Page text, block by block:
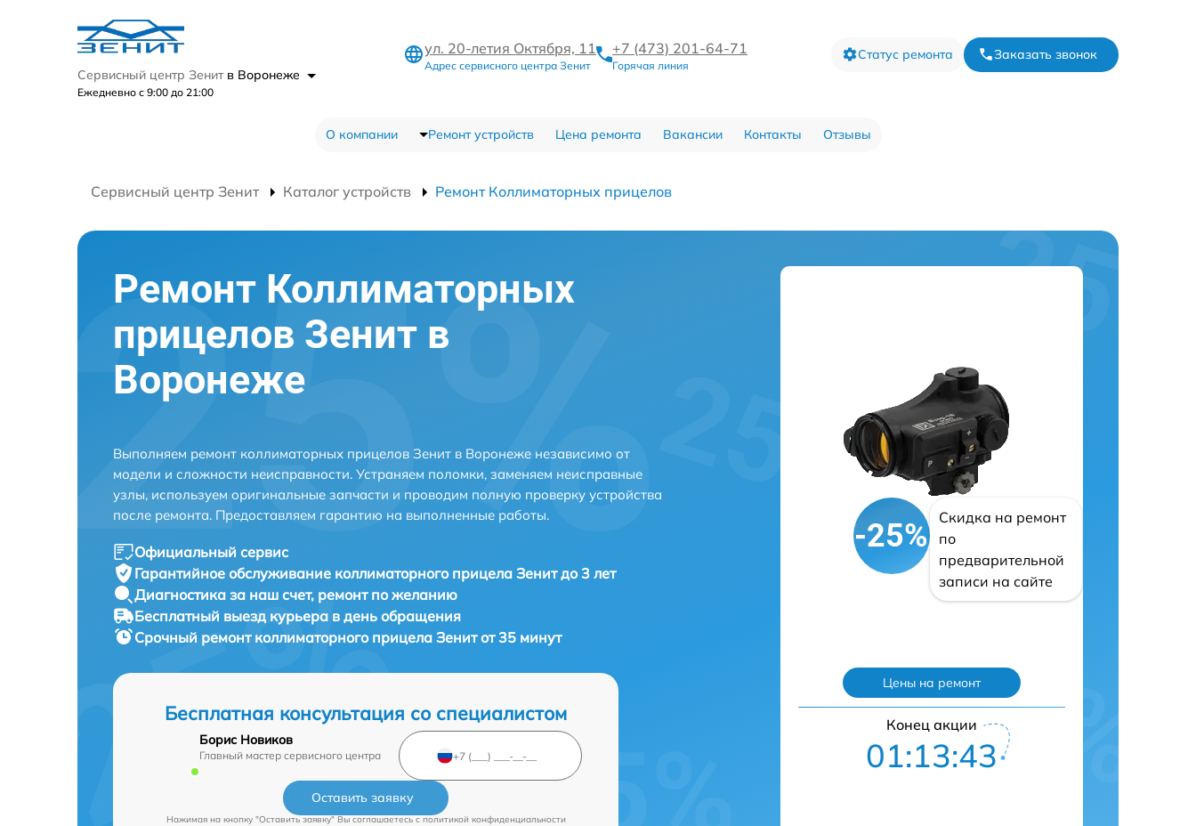
Сервисный центр Зенит в Воронеже
Ежедневно с 9:00 до 21:00
ул. 20-летия Октября, 11
Адрес сервисного центра Зенит
+7 (473) 201-64-71
Горячая линия
Статус ремонта Заказать звонок
О компании Ремонт устройств Цена ремонта Вакансии Контакты Отзывы
Сервисный центр Зенит Каталог устройств Ремонт Коллиматорных прицелов
Ремонт Коллиматорных
прицелов Зенит в
Воронеже
Выполняем ремонт коллиматорных прицелов Зенит в Воронеже независимо от
модели и сложности неисправности. Устраняем поломки, заменяем неисправные
узлы, используем оригинальные запчасти и проводим полную проверку устройства
после ремонта. Предоставляем гарантию на выполненные работы.
Официальный сервис
Гарантийное обслуживание коллиматорного прицела Зенит до 3 лет
Диагностика за наш счет, ремонт по желанию
Бесплатный выезд курьера в день обращения
Срочный ремонт коллиматорного прицела Зенит от 35 минут
Бесплатная консультация со специалистом
Борис Новиков
Главный мастер сервисного центра
Оставить заявку
Нажимая на кнопку "Оставить заявку" Вы соглашаетесь cполитикой конфиденциальности
-25%
Скидка на ремонт
по
предварительной
записи на сайте
Цены на ремонт
Конец акции
01:13:42